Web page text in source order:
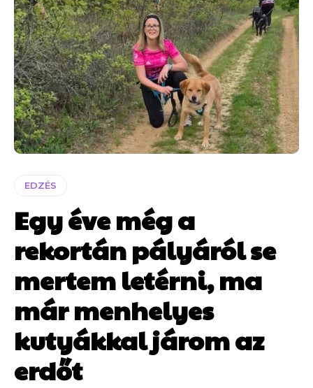
EDZÉS
Egy éve még a
rekortán pályáról se
mertem letérni, ma
már menhelyes
kutyákkal járom az
erdőt